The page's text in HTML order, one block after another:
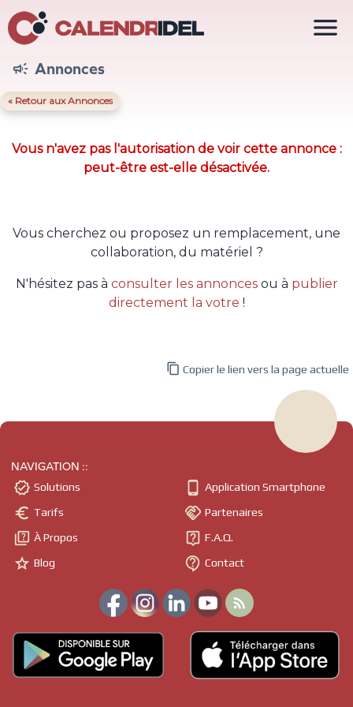
 Annonces
« Retour aux Annonces
Vous n'avez pas l'autorisation de voir cette annonce :
peut-être est-elle désactivée.
Vous cherchez ou proposez un remplacement, une
collaboration, du matériel ?
N'hésitez pas à consulter les annoncesou à publier
directement la votre !

 Copier le lien vers la page actuelle
NAVIGATION ::
 Solutions
 Tarifs
 À Propos
 Blog
 Application Smartphone
 Partenaires
 F.A.Q.
 Contact
